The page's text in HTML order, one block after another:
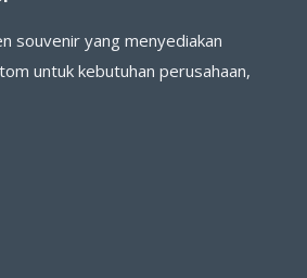
souvenir yang menyediakan
untuk kebutuhan perusahaan,